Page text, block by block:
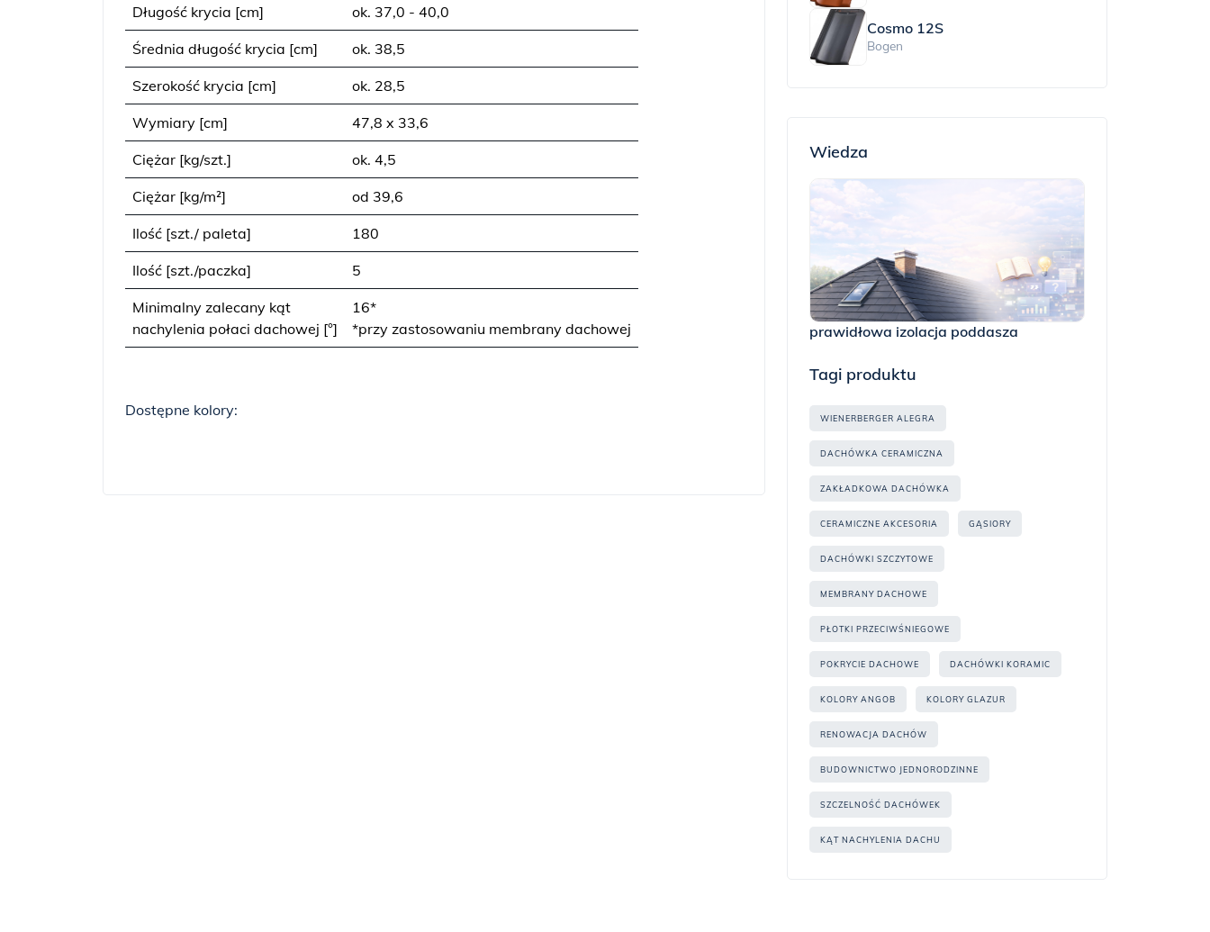
Długość krycia [cm] ok. 37,0 - 40,0
Średnia długość krycia [cm] ok. 38,5
Szerokość krycia [cm] ok. 28,5
Wymiary [cm] 47,8 x 33,6
Ciężar [kg/szt.] ok. 4,5
Ciężar [kg/m²] od 39,6
Ilość [szt./ paleta] 180
Ilość [szt./paczka] 5
Minimalny zalecany kąt
nachylenia połaci dachowej [°]
16*
*przy zastosowaniu membrany dachowej
Dostępne kolory:
Cosmo 12S
Bogen
Wiedza
prawidłowa izolacja poddasza
Tagi produktu
WIENERBERGER ALEGRA
DACHÓWKA CERAMICZNA
ZAKŁADKOWA DACHÓWKA
CERAMICZNE AKCESORIA GĄSIORY
DACHÓWKI SZCZYTOWE
MEMBRANY DACHOWE
PŁOTKI PRZECIWŚNIEGOWE
POKRYCIE DACHOWE DACHÓWKI KORAMIC
KOLORY ANGOB KOLORY GLAZUR
RENOWACJA DACHÓW
BUDOWNICTWO JEDNORODZINNE
SZCZELNOŚĆ DACHÓWEK
KĄT NACHYLENIA DACHU